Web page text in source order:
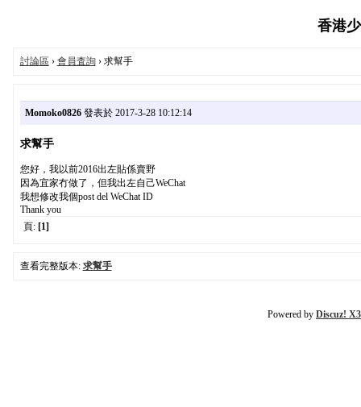
香港
討論區 › 會員査詢› 求幫手
Momoko0826發表於 2017-3-28 10:12:14
求幫手
您好，我以前2016出左貼係賣野
因為宜家冇做了，但我出左自己WeChat
我想修改我個post del WeChat ID
Thank you
頁: [1]
查看完整版本: 求幫手
Powered by Discuz!